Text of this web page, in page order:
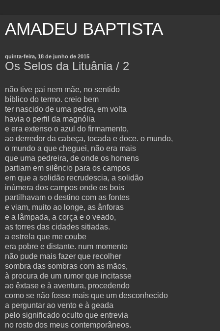
AMADEU BAPTISTA
quinta-feira, 18 de junho de 2015
Os Selos da Lituânia / 2
não tive pai nem mãe, no sentido
bíblico do termo. creio bem
ter nascido de uma pedra, em volta
havia o perfil da magnólia
e era extenso o azul do firmamento,
ao derredor da cabeça, tocada e doce. o mundo,
o mundo a que cheguei, não era mais
que uma pedreira, de onde os homens
partiam em silêncio para os campos
em que a solidão recrudescia, a solidão
inúmera dos campos onde os bois
partilhavam o destino com as fontes
e viam, muito ao longe, as ânforas
e a lâmpada, a corça e o veado,
as torres das cidades sitiadas.
a estrela que me coube
era pobre e distante. num momento
não pude mais fazer que recolher
sombra das sombras com as mãos,
à procura de um rumor que incitasse
ao êxtase e à aventura, procedendo
como se não fosse mais que um desconhecido
a perguntar ao vento e à geada
pelo significado oculto que entrevia
no rosto dos meus contemporâneos.